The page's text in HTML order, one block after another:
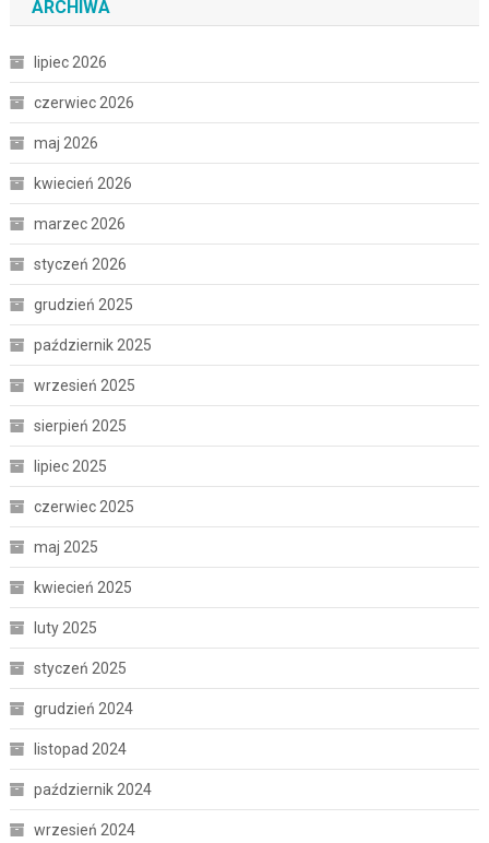
ARCHIWA
lipiec 2026
czerwiec 2026
maj 2026
kwiecień 2026
marzec 2026
styczeń 2026
grudzień 2025
październik 2025
wrzesień 2025
sierpień 2025
lipiec 2025
czerwiec 2025
maj 2025
kwiecień 2025
luty 2025
styczeń 2025
grudzień 2024
listopad 2024
październik 2024
wrzesień 2024